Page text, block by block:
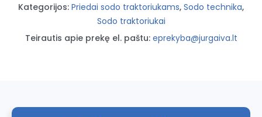
Kategorijos: Priedai sodo traktoriukams, Sodo technika,
Sodo traktoriukai
Teirautis apie prekę el. paštu: eprekyba@jurgaiva.lt